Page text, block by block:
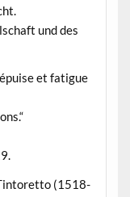
und des
et fatigue
(1518-